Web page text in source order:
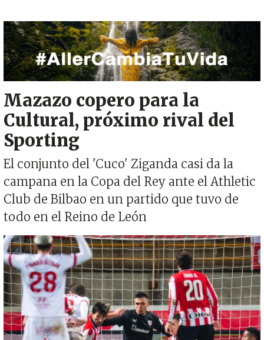
Image
Mazazo copero para la
Cultural, próximo rival del
Sporting
El conjunto del 'Cuco' Ziganda casi da la
campana en la Copa del Rey ante el Athletic
Club de Bilbao en un partido que tuvo de
todo en el Reino de León
Imagen